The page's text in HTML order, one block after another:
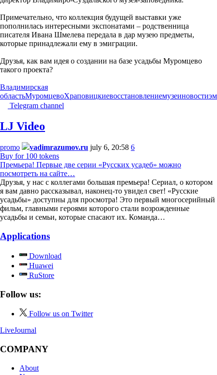
Примечательно, что коллекция будущей выставки уже
пополнилась интересными экспонатами – родственница
писателя Ивана Шмелева передала в дар музею предметы,
которые принадлежали ему в эмиграции.
Друзья, как вам идея о создании на базе усадьбы Муромцево
такого проекта?
Владимирская
областьМуромцевоХраповицкиевосстановлениемузеиновости
Telegram channel
LJ Video
promo vadimrazumov.ru july 6, 20:58 6
Buy for 100 tokens
Премьера! Первые две серии «Русских усадеб» можно
посмотреть на сайте…
Друзья, у нас с коллегами большая премьера! Сериал, о котором
я вам давно рассказывал, наконец-то увидел свет! «Русские
усадьбы» доступны для просмотра! Это первый многосерийный
фильм, главными героями которого стали возрожденные
усадьбы и семьи, которые спасают их. Команда…
Applications
Download
Huawei
RuStore
Follow us:
Follow us on Twitter
LiveJournal
COMPANY
About